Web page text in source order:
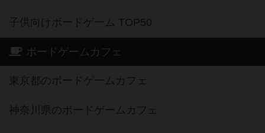
子供向けボードゲーム TOP50
ボードゲームカフェ
東京都のボードゲームカフェ
神奈川県のボードゲームカフェ